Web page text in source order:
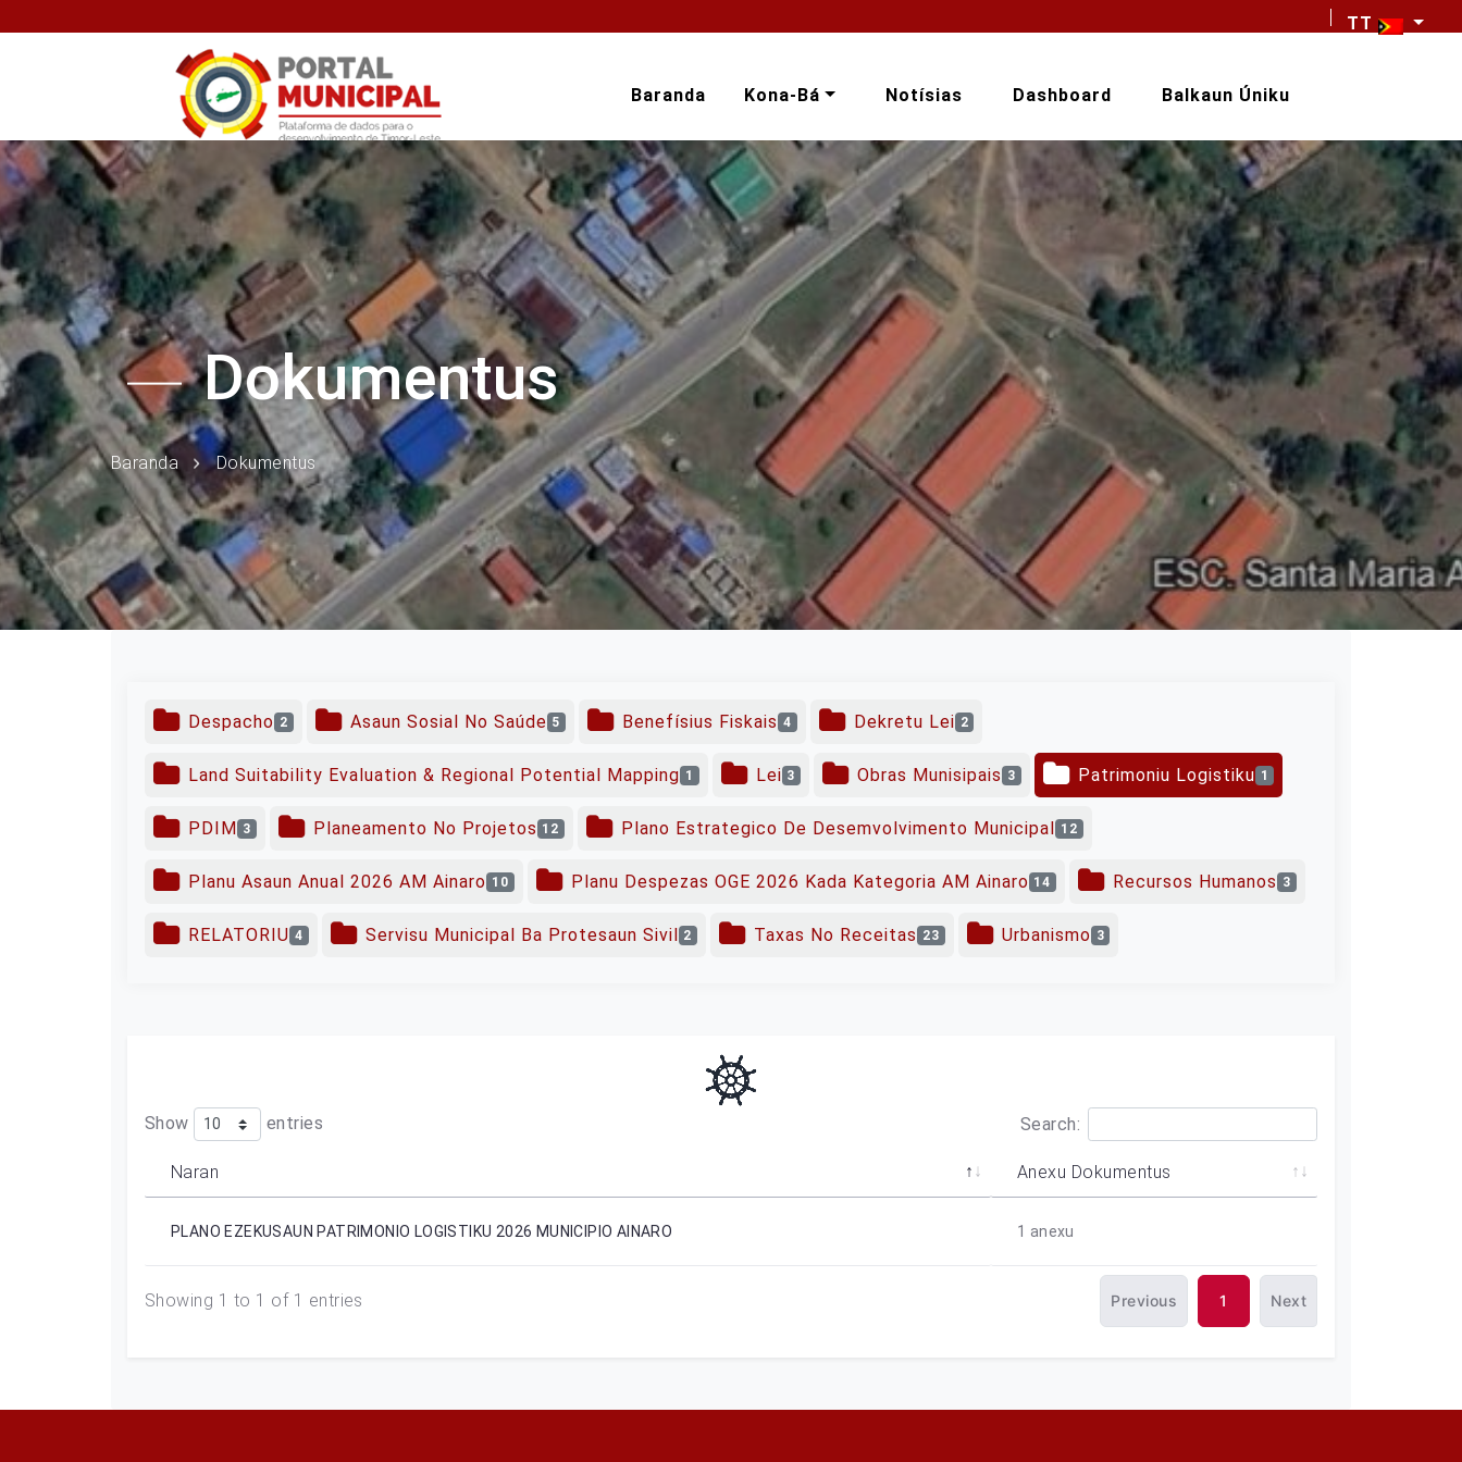
TT
Baranda Kona-Bá Notísias Dashboard Balkaun Úniku
Dokumentus
Baranda Dokumentus
Despacho 2 Asaun Sosial No Saúde 5 Benefísius Fiskais 4 Dekretu Lei 2
Land Suitability Evaluation & Regional Potential Mapping 1 Lei 3 Obras Munisipais 3 Patrimoniu Logistiku 1
PDIM 3 Planeamento No Projetos 12 Plano Estrategico De Desemvolvimento Municipal 12
Planu Asaun Anual 2026 AM Ainaro 10 Planu Despezas OGE 2026 Kada Kategoria AM Ainaro 14 Recursos Humanos 3
RELATORIU 4 Servisu Municipal Ba Protesaun Sivil 2 Taxas No Receitas 23 Urbanismo 3
Show entries Search:
Naran Anexu Dokumentus
PLANO EZEKUSAUN PATRIMONIO LOGISTIKU 2026 MUNICIPIO AINARO 1 anexu
Showing 1 to 1 of 1 entries Previous 1 Next